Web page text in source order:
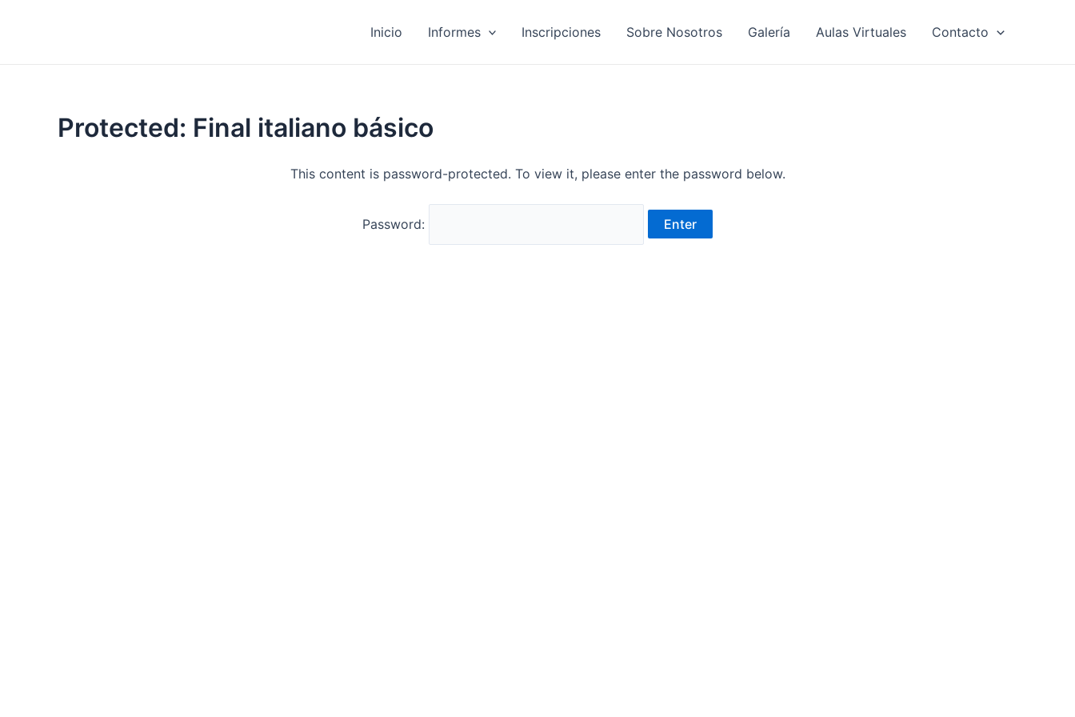
Inicio Informes Inscripciones Sobre Nosotros Galería Aulas Virtuales Contacto
Protected: Final italiano básico
This content is password-protected. To view it, please enter the password below.
Password: